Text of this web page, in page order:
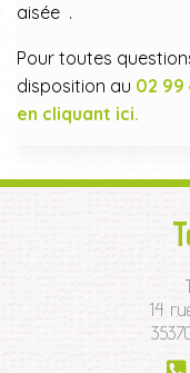
aisée .
Pour toutes
disposition au 02 99
en cliquant ici.
14